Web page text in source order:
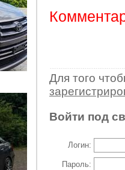
Для того
Войти под
Логин:
Пароль: